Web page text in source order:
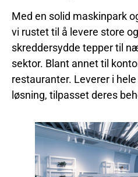
Med en solid maskinpark
vi rustet til å levere store
skreddersydde tepper til
sektor. Blant annet til
restauranter. Leverer i
løsning, tilpasset deres